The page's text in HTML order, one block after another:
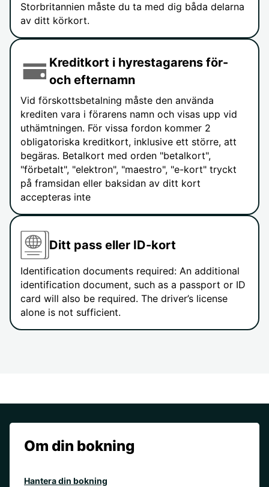
Storbritannien måste du ta med dig båda delarna
av ditt körkort.
Kreditkort i hyrestagarens för-
och efternamn
Vid förskottsbetalning måste den använda
krediten vara i förarens namn och visas upp vid
uthämtningen. För vissa fordon kommer 2
obligatoriska kreditkort, inklusive ett större, att
begäras. Betalkort med orden "betalkort",
"förbetalt", "elektron", "maestro", "e-kort" tryckt
på framsidan eller baksidan av ditt kort
accepteras inte
Ditt pass eller ID-kort
Identification documents required: An additional
identification document, such as a passport or ID
card will also be required. The driver’s license
alone is not sufficient.
Om din bokning
Hantera din bokning